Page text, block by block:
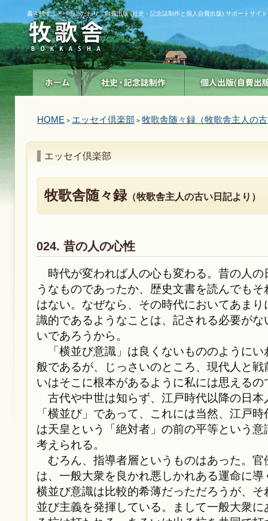
書き残すことへのこだわり 自費出版 (社史・記念誌制作と個人自費出版) サポートサイト
HOME > エッセイ倶楽部 > 牧歌舎随々録（牧歌舎主人の
エッセイ倶楽部
牧歌舎随々録（牧歌舎主人の古い日記より）
024. 昔の人の心性
時代が変われば人の心も変わる。昔の人の
うなものであったか、歴史文書を読んでも
はない。なぜなら、その時代においてあま
識的であるようなことは、記される必要が
いであろうから。
「横並び意識」は良くないもののようにい
般であるが、じっさいのところ、現代人と
いはそこに根本があるように私には思えるの
古代や中世は知らず、江戸時代以降の日本
「横並び」であって、これには当然、江戸
は天皇という「絶対者」の前の平等という
考えられる。
むろん、指導者層というものはあった。官
は、一般大衆を良かれ悪しかれある運命に
横並び意識は比較的希薄だっただろうが、
並び主義を発揮している。まして一般大衆